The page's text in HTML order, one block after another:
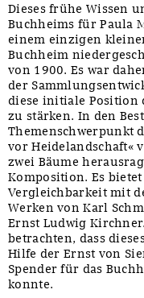
Dieses frühe Wissen
Buchheims für Paula
einem einzigen
Buchheim
von 1900. Es war
der
diese initiale Position
zu stärken. In den
Themenschwerpunkt
vor Heidelandschaft«
zwei Bäume
Komposition. Es
Vergleichbarkeit mit
Werken von Karl
Ernst Ludwig
betrachten, dass
Hilfe der Ernst von
Spender für das
konnte.